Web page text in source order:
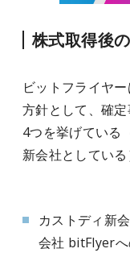
株式取得後
ビットフライヤ
方針として、確
4つを挙げている
新会社としている
カストディ新
会社 bitFlyerへ